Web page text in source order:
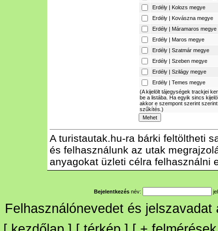
Erdély | Kolozs megye
Erdély | Kovászna megye
Erdély | Máramaros megye
Erdély | Maros megye
Erdély | Szatmár megye
Erdély | Szeben megye
Erdély | Szilágy megye
Erdély | Temes megye
(A kijelölt tájegységek trackjei
be a listába. Ha egyik sincs
akkor e szempont szerint
szűkítés.)
A turistautak.hu-ra bárki feltöltheti
és felhasználunk az utak
anyagokat üzleti célra felhasználni
Bejelentkezés név:
Felhasználónevedet és